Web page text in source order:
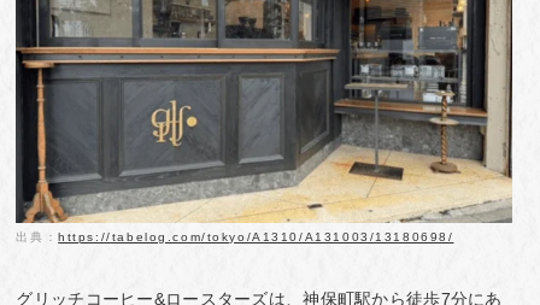
出典：https://tabelog.com/tokyo/A1310/A131003/13180698/
グリッチコーヒー&ロースターズは、神保町駅から徒歩7分にあ